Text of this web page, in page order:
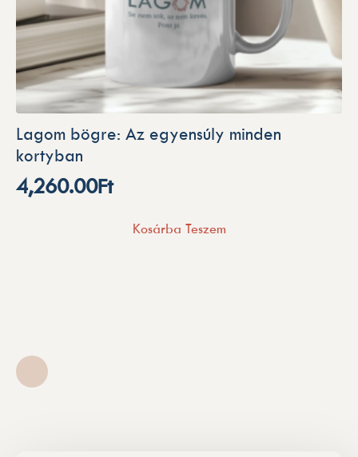
Lagom bögre: Az egyensúly minden
kortyban
4,260.00Ft
Kosárba Teszem